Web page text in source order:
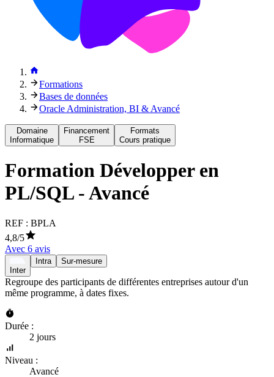
Formations
Bases de données
Oracle Administration, BI & Avancé
Domaine
Informatique
Financement
FSE
Formats
Cours pratique
Formation Développer en
PL/SQL - Avancé
REF : BPLA
4,8/5
Avec 6 avis
Inter
Intra Sur-mesure
Regroupe des participants de différentes entreprises autour d'un
même programme, à dates fixes.
Durée :
2 jours
Niveau :
Avancé